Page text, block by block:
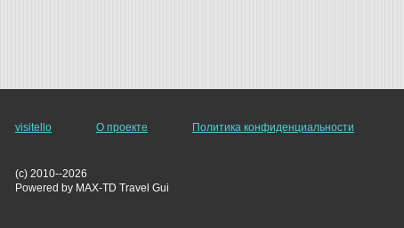
visitello О проекте Политика конфиденциальности
(c) 2010--2026
Powered by MAX-TD Travel Gui